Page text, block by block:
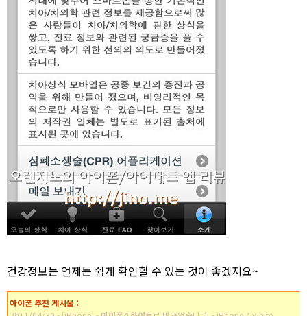
건강정보는 언제든 쉽게 확인할 수 있는 것이 좋겠지요~
아이폰 추천 게시물 :